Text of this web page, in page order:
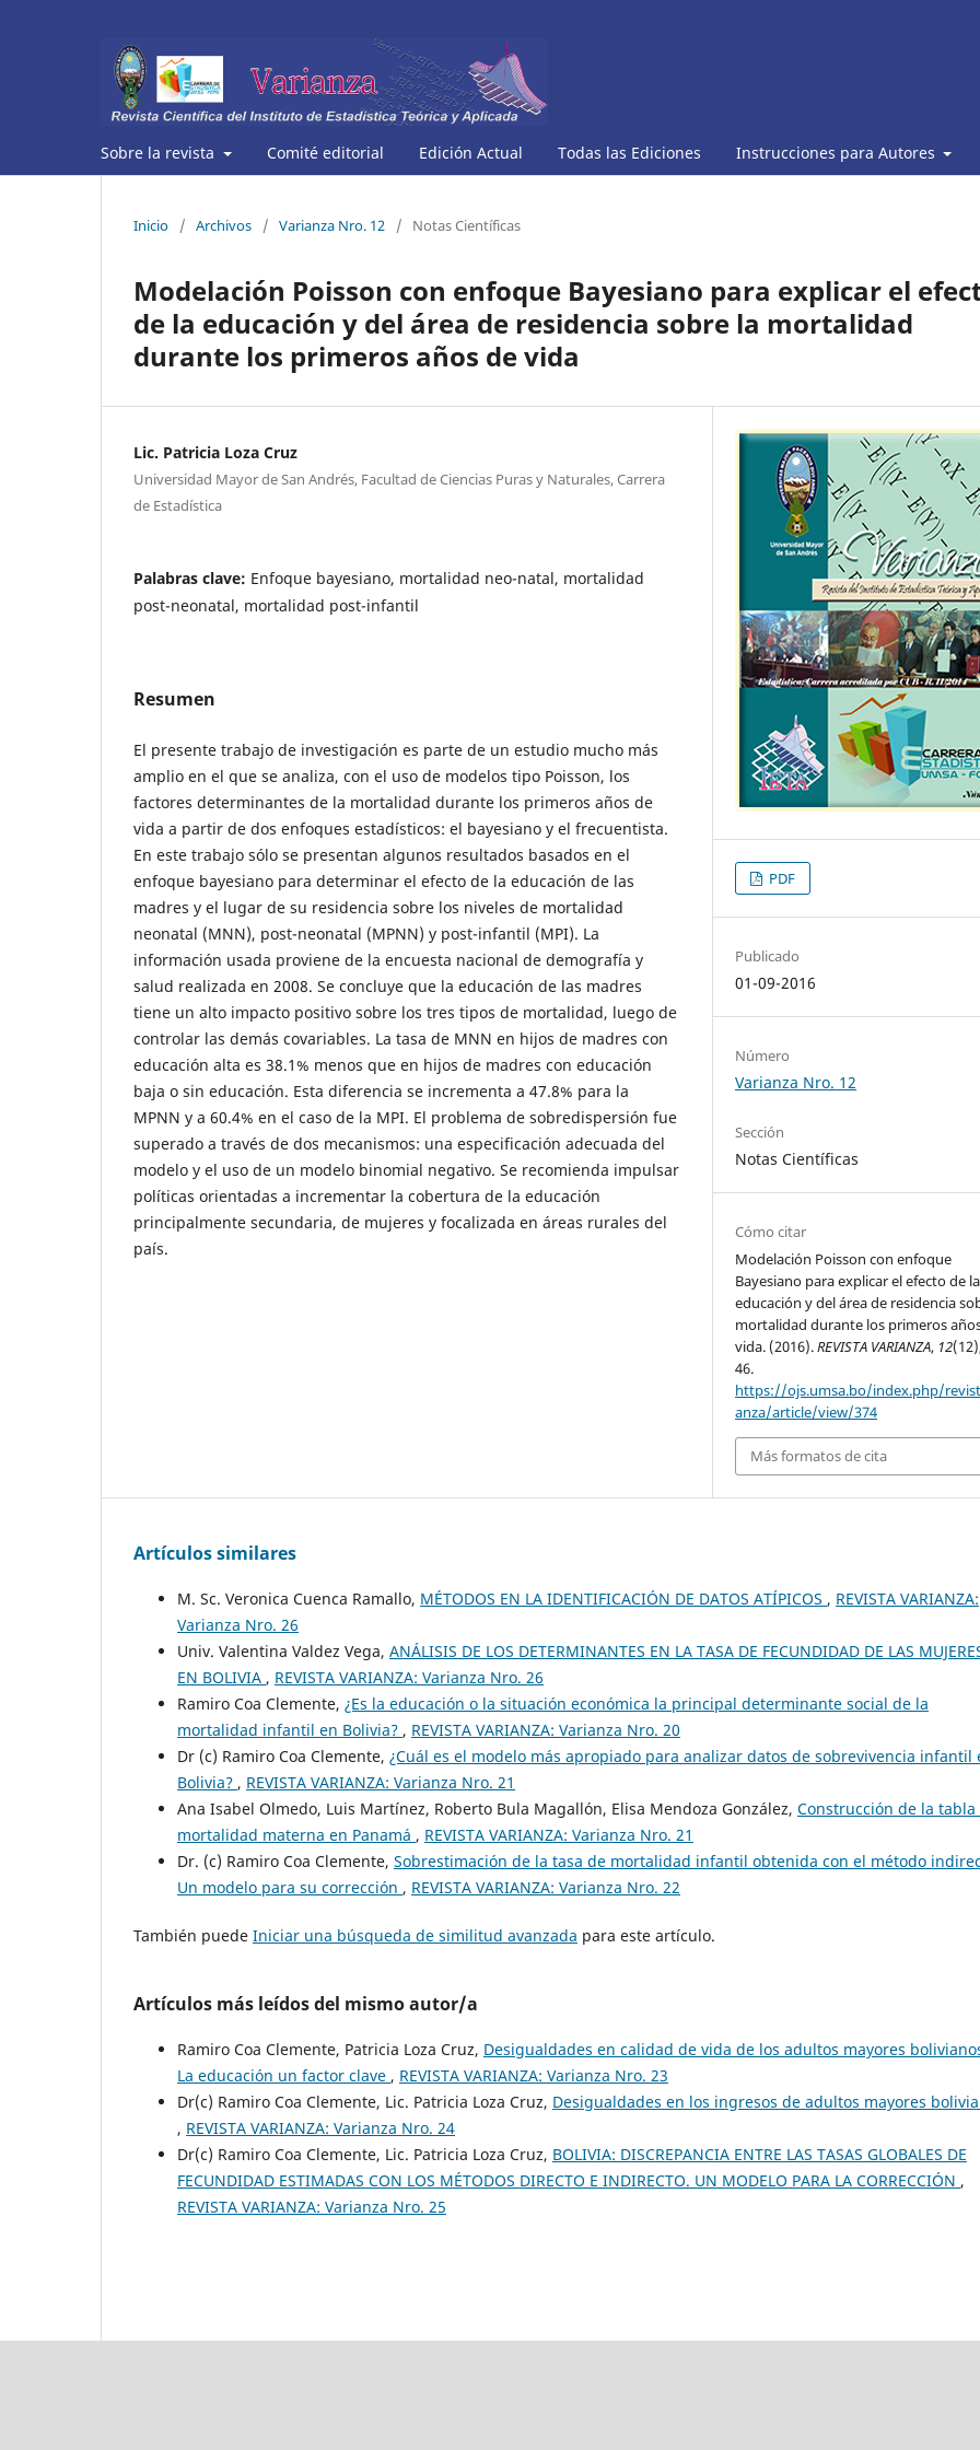
Sobre la revista Comité editorial Edición Actual Todas las Ediciones Instrucciones para Autores
Inicio / Archivos / Varianza Nro. 12 / Notas Científicas
Modelación Poisson con enfoque Bayesiano para explicar el
de la educación y del área de residencia sobre la mortalidad
durante los primeros años de vida
Lic. Patricia Loza Cruz
Universidad Mayor de San Andrés, Facultad de Ciencias Puras y Naturales, Carrera
de Estadística
Palabras clave: Enfoque bayesiano, mortalidad neo-natal, mortalidad
post-neonatal, mortalidad post-infantil
Resumen
El presente trabajo de investigación es parte de un estudio mucho más
amplio en el que se analiza, con el uso de modelos tipo Poisson, los
factores determinantes de la mortalidad durante los primeros años de
vida a partir de dos enfoques estadísticos: el bayesiano y el frecuentista.
En este trabajo sólo se presentan algunos resultados basados en el
enfoque bayesiano para determinar el efecto de la educación de las
madres y el lugar de su residencia sobre los niveles de mortalidad
neonatal (MNN), post-neonatal (MPNN) y post-infantil (MPI). La
información usada proviene de la encuesta nacional de demografía y
salud realizada en 2008. Se concluye que la educación de las madres
tiene un alto impacto positivo sobre los tres tipos de mortalidad, luego de
controlar las demás covariables. La tasa de MNN en hijos de madres con
educación alta es 38.1% menos que en hijos de madres con educación
baja o sin educación. Esta diferencia se incrementa a 47.8% para la
MPNN y a 60.4% en el caso de la MPI. El problema de sobredispersión fue
superado a través de dos mecanismos: una especificación adecuada del
modelo y el uso de un modelo binomial negativo. Se recomienda impulsar
políticas orientadas a incrementar la cobertura de la educación
principalmente secundaria, de mujeres y focalizada en áreas rurales del
país.
PDF
Publicado
01-09-2016
Número
Varianza Nro. 12
Sección
Notas Científicas
Cómo citar
Modelación Poisson con enfoque
Bayesiano para explicar el efecto de la
educación y del área de residencia
mortalidad durante los primeros
vida. (2016).REVISTA VARIANZA, 12
46.
https://ojs.umsa.bo/index.php/
anza/article/view/374
Más formatos de cita
Artículos similares
M. Sc. Veronica Cuenca Ramallo, MÉTODOS EN LA IDENTIFICACIÓN DE DATOS ATÍPICOS , REVISTA VARIANZA:
Varianza Nro. 26
Univ. Valentina Valdez Vega, ANÁLISIS DE LOS DETERMINANTES EN LA TASA DE FECUNDIDAD DE LAS
EN BOLIVIA , REVISTA VARIANZA: Varianza Nro. 26
Ramiro Coa Clemente, ¿Es la educación o la situación económica la principal determinante social de la
mortalidad infantil en Bolivia? , REVISTA VARIANZA: Varianza Nro. 20
Dr (c) Ramiro Coa Clemente, ¿Cuál es el modelo más apropiado para analizar datos de sobrevivencia infantil
Bolivia? , REVISTA VARIANZA: Varianza Nro. 21
Ana Isabel Olmedo, Luis Martínez, Roberto Bula Magallón, Elisa Mendoza González, Construcción de la tabla
mortalidad materna en Panamá , REVISTA VARIANZA: Varianza Nro. 21
Dr. (c) Ramiro Coa Clemente, Sobrestimación de la tasa de mortalidad infantil obtenida con el método
Un modelo para su corrección , REVISTA VARIANZA: Varianza Nro. 22
También puede Iniciar una búsqueda de similitud avanzada para este artículo.
Artículos más leídos del mismo autor/a
Ramiro Coa Clemente, Patricia Loza Cruz, Desigualdades en calidad de vida de los adultos mayores
La educación un factor clave , REVISTA VARIANZA: Varianza Nro. 23
Dr(c) Ramiro Coa Clemente, Lic. Patricia Loza Cruz, Desigualdades en los ingresos de adultos mayores
, REVISTA VARIANZA: Varianza Nro. 24
Dr(c) Ramiro Coa Clemente, Lic. Patricia Loza Cruz, BOLIVIA: DISCREPANCIA ENTRE LAS TASAS GLOBALES DE
FECUNDIDAD ESTIMADAS CON LOS MÉTODOS DIRECTO E INDIRECTO. UN MODELO PARA LA CORRECCIÓN ,
REVISTA VARIANZA: Varianza Nro. 25